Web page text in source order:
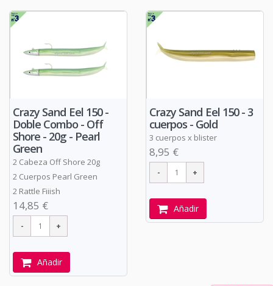
Crazy Sand Eel 150 -
Doble Combo - Off
Shore - 20g - Pearl
Green
2 Cabeza Off Shore 20g
2 Cuerpos Pearl Green
2 Rattle Fiiish
14,85 €
Añadir
Crazy Sand Eel 150 - 3
cuerpos - Gold
3 cuerpos x blister
8,95 €
Añadir